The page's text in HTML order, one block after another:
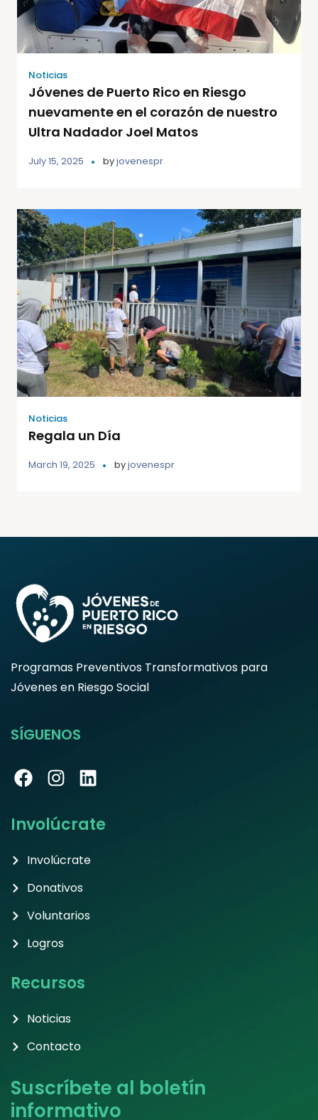
Noticias
Jóvenes de Puerto Rico en Riesgo
nuevamente en el corazón de nuestro
Ultra Nadador Joel Matos
July 15, 2025 byjovenespr
Noticias
Regala un Día
March 19, 2025 byjovenespr
Programas Preventivos Transformativos para
Jóvenes en Riesgo Social
SÍGUENOS
Involúcrate
Involúcrate
Donativos
Voluntarios
Logros
Recursos
Noticias
Contacto
Suscríbete al boletín
informativo